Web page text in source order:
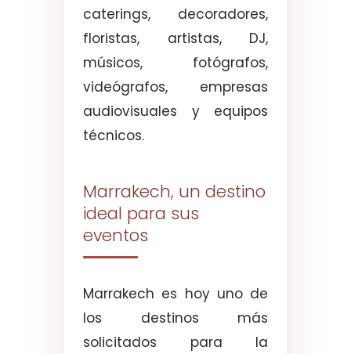
caterings, decoradores,
floristas, artistas, DJ,
músicos, fotógrafos,
videógrafos, empresas
audiovisuales y equipos
técnicos.
Marrakech, un destino
ideal para sus
eventos
Marrakech es hoy uno de
los destinos más
solicitados para la